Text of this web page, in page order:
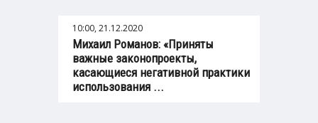
10:00, 21.12.2020
Михаил Романов: «Приняты
важные законопроекты,
касающиеся негативной практики
использования ...